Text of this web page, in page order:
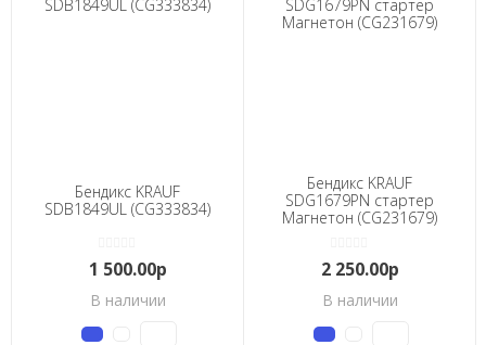
Бендикс KRAUF
SDB1849UL (CG333834)
1 500.00р
В наличии
Бендикс KRAUF
SDG1679PN стартер
Магнетон (CG231679)
2 250.00р
В наличии